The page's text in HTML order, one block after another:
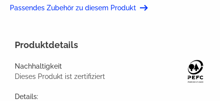
Passendes Zubehör zu diesem Produkt
Produktdetails
Nachhaltigkeit
Dieses Produkt ist zertifiziert
Details: